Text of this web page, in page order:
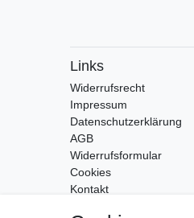
Links
Widerrufs­recht
Impressum
Daten­schutz­erklärung
AGB
Widerrufsformular
Cookies
Kontakt